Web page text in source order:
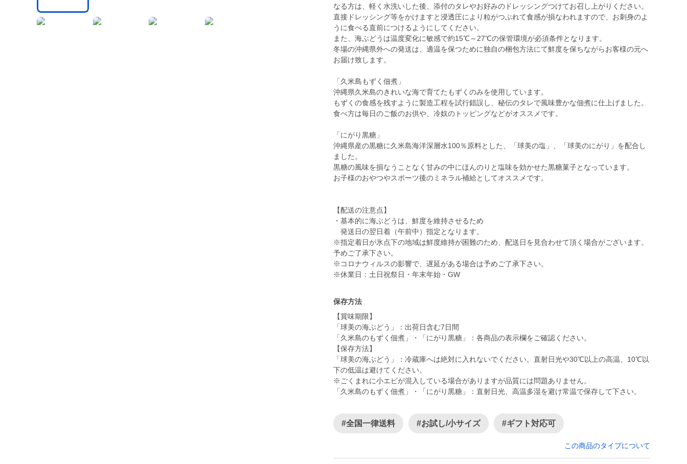
なる方は、軽く水洗いした後、添付のタレやお好みのドレッシングつけてお召し上がりください。
直接ドレッシング等をかけますと浸透圧により粒がつぶれて食感が損なわれますので、お刺身のよ
うに食べる直前につけるようにしてください。
また、海ぶどうは温度変化に敏感で約15℃～27℃の保管環境が必須条件となります。
冬場の沖縄県外への発送は、適温を保つために独自の梱包方法にて鮮度を保ちながらお客様の元へ
お届け致します。
「久米島もずく佃煮」
沖縄県久米島のきれいな海で育てたもずくのみを使用しています。
もずくの食感を残すように製造工程を試行錯誤し、秘伝のタレで風味豊かな佃煮に仕上げました。
食べ方は毎日のご飯のお供や、冷奴のトッピングなどがオススメです。
「にがり黒糖」
沖縄県産の黒糖に久米島海洋深層水100％原料とした、「球美の塩」、「球美のにがり」を配合し
ました。
黒糖の風味を損なうことなく甘みの中にほんのりと塩味を効かせた黒糖菓子となっています。
お子様のおやつやスポーツ後のミネラル補給としてオススメです。
【配送の注意点】
・基本的に海ぶどうは、鮮度を維持させるため
発送日の翌日着（午前中）指定となります。
※指定着日が氷点下の地域は鮮度維持が困難のため、配送日を見合わせて頂く場合がございます。
予めご了承下さい。
※コロナウィルスの影響で、遅延がある場合は予めご了承下さい。
※休業日：土日祝祭日・年末年始・GW
保存方法
【賞味期限】
「球美の海ぶどう」：出荷日含む7日間
「久米島のもずく佃煮」・「にがり黒糖」：各商品の表示欄をご確認ください。
【保存方法】
「球美の海ぶどう」：冷蔵庫へは絶対に入れないでください。直射日光や30℃以上の高温、10℃以
下の低温は避けてください。
※ごくまれに小エビが混入している場合がありますが品質には問題ありません。
「久米島のもずく佃煮」・「にがり黒糖」：直射日光、高温多湿を避け常温で保存して下さい。
#全国一律送料 #お試し/小サイズ #ギフト対応可
この商品のタイプについて